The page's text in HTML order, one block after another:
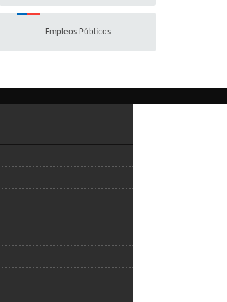
Empleos Públicos